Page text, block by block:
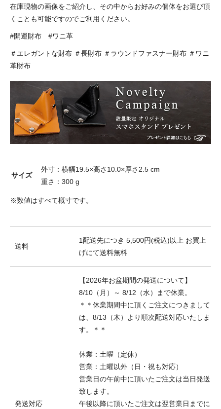
在庫現物の画像をご紹介し、その中からお好みの個体をお選び頂
くことも可能ですのでご利用ください。
#開運財布 #ワニ革
＃エレガントな財布 ＃長財布 ＃ラウンドファスナー財布 ＃ワニ
革財布
サイズ
外寸：横幅19.5×高さ10.0×厚さ2.5 cm
重さ：300 g
※数値はすべて概寸です。
送料
1配送先につき 5,500円(税込)以上 お買上
げにて送料無料
発送対応
【2026年お盆期間の発送について】
8/10（月）～ 8/12（水）まで休業。
＊＊休業期間中に頂くご注文につきまして
は、8/13（木）より順次配送対応いたしま
す。＊＊
休業：土曜（定休）
営業：土曜以外（日・祝も対応）
営業日の午前中に頂いたご注文は当日発送
致します。
午後以降に頂いたご注文は翌営業日までに